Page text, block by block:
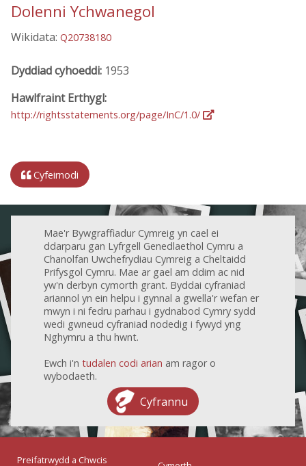
Dolenni Ychwanegol
Wikidata: Q20738180
Dyddiad cyhoeddi: 1953
Hawlfraint Erthygl:
http://rightsstatements.org/page/InC/1.0/
Cyfeirnodi
Mae'r Bywgraffiadur Cymreig yn cael ei
ddarparu gan Lyfrgell Genedlaethol Cymru a
Chanolfan Uwchefrydiau Cymreig a Cheltaidd
Prifysgol Cymru. Mae ar gael am ddim ac nid
yw'n derbyn cymorth grant. Byddai cyfraniad
ariannol yn ein helpu i gynnal a gwella'r wefan er
mwyn i ni fedru parhau i gydnabod Cymry sydd
wedi gwneud cyfraniad nodedig i fywyd yng
Nghymru a thu hwnt.
Ewch i'n tudalen codi arian am ragor o
wybodaeth.
Cyfrannu
Preifatrwydd a Chwcis